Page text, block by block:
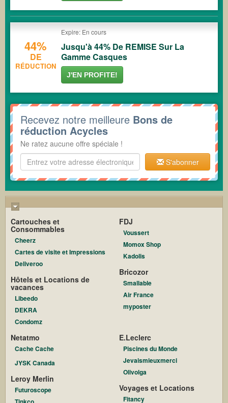
44%
DE
RÉDUCTION
Expire: En cours
Jusqu'à 44% De REMISE Sur La
Gamme Casques
J'EN PROFITE!
Recevez notre meilleure Bons de
réduction Acycles
Ne ratez aucune offre spéciale !
S'abonner
Cartouches et
Consommables
Cheerz
Cartes de visite et Impressions
Deliveroo
Hôtels et Locations de
vacances
Libeedo
DEKRA
Condomz
FDJ
Voussert
Momox Shop
Kadolis
Bricozor
Smallable
Air France
myposter
Netatmo
Cache Cache
JYSK Canada
Leroy Merlin
Futuroscope
E.Leclerc
Piscines du Monde
Jevaismieuxmerci
Olivolga
Voyages et Locations
Fitancy